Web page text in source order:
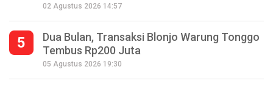
02 Agustus 2026 14:57
5
Dua Bulan, Transaksi Blonjo Warung Tonggo
Tembus Rp200 Juta
05 Agustus 2026 19:30
Seperempat Abad Perhelatan Festival
Lima Gunung XXV Kobarkan Semangat